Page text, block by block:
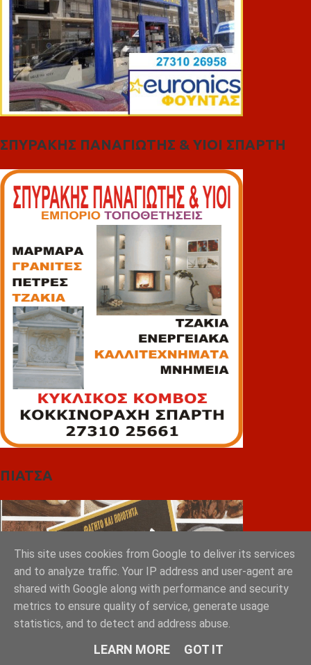
ΣΠΥΡΑΚΗΣ ΠΑΝΑΓΙΩΤΗΣ & YIOI ΣΠΑΡΤΗ
ΠΙΑΤΣΑ
This site uses cookies from Google to deliver its services
and to analyze traffic. Your IP address and user-agent are
shared with Google along with performance and security
metrics to ensure quality of service, generate usage
statistics, and to detect and address abuse.
LEARN MORE GOT IT